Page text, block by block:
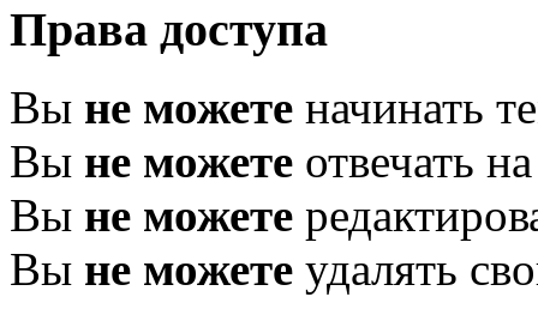
Права доступа
Вы не можете начинать
Вы не можете отвечать
Вы не можете
Вы не можете удалять